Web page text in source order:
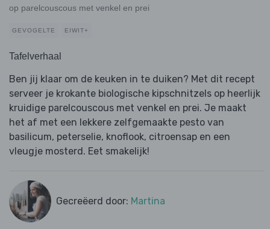
op parelcouscous met venkel en prei
GEVOGELTE EIWIT+
Tafelverhaal
Ben jij klaar om de keuken in te duiken? Met dit recept
serveer je krokante biologische kipschnitzels op heerlijk
kruidige parelcouscous met venkel en prei. Je maakt
het af met een lekkere zelfgemaakte pesto van
basilicum, peterselie, knoflook, citroensap en een
vleugje mosterd. Eet smakelijk!
Gecreëerd door: Martina